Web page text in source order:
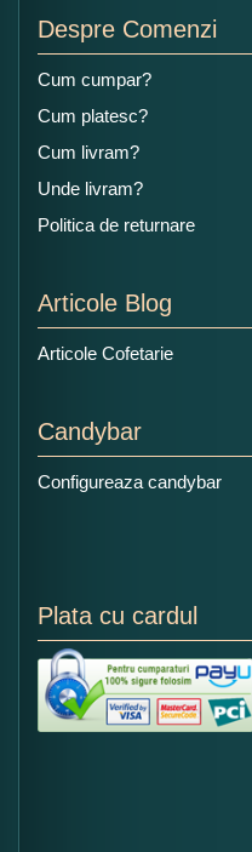
Despre Comenzi
Cum cumpar?
Cum platesc?
Cum livram?
Unde livram?
Politica de returnare
Articole Blog
Articole Cofetarie
Candybar
Configureaza candybar
Plata cu cardul